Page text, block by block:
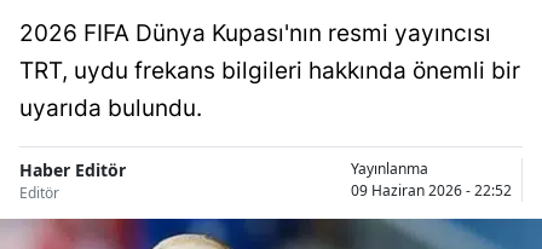
Artvin
Aydın
Bilecik
Bingöl
2026 FIFA Dünya Kupası'nın resmi yayıncısı
TRT, uydu frekans bilgileri hakkında önemli bir
uyarıda bulundu.
Haber Editör
Editör
Yayınlanma
09 Haziran 2026 - 22:52